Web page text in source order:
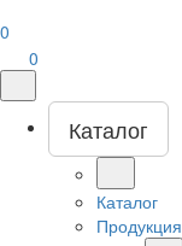
0
0
Каталог
Каталог
Продукция